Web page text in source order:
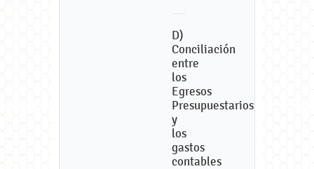
D)
Conciliación
entre
los
Egresos
Presupuestarios
y
los
gastos
contables